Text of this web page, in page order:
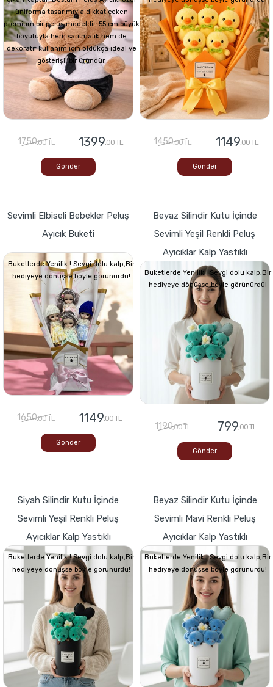
üniforma tasarımıyla dikkat çeken
premium bir peluş modeldir. 55 cm büyük
boyutuyla hem sarılmalık hem de
dekoratif kullanım için oldukça ideal ve
gösterişli bir üründür.
1750,00 TL 1399,00 TL
Gönder
1450,00 TL 1149,00 TL
Gönder
Sevimli Elbiseli Bebekler Peluş
Ayıcık Buketi
Buketlerde Yenilik ! Sevgi dolu kalp,Bir
hediyeye dönüşse böyle görünürdü!
1650,00 TL 1149,00 TL
Gönder
Beyaz Silindir Kutu İçinde
Sevimli Yeşil Renkli Peluş
Ayıcıklar Kalp Yastıklı
Buketlerde Yenilik ! Sevgi dolu kalp,Bir
hediyeye dönüşse böyle görünürdü!
1190,00 TL 799,00 TL
Gönder
Siyah Silindir Kutu İçinde
Sevimli Yeşil Renkli Peluş
Ayıcıklar Kalp Yastıklı
Buketlerde Yenilik ! Sevgi dolu kalp,Bir
hediyeye dönüşse böyle görünürdü!
Beyaz Silindir Kutu İçinde
Sevimli Mavi Renkli Peluş
Ayıcıklar Kalp Yastıklı
Buketlerde Yenilik ! Sevgi dolu kalp,Bir
hediyeye dönüşse böyle görünürdü!